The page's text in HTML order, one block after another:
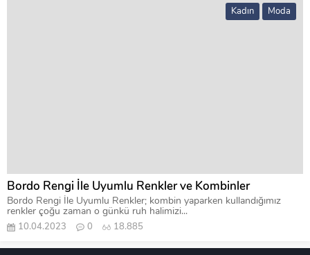
Kadın Moda
Bordo Rengi İle Uyumlu Renkler ve Kombinler
Bordo Rengi İle Uyumlu Renkler; kombin yaparken kullandığımız
renkler çoğu zaman o günkü ruh halimizi...
10.04.2023 0 18.885